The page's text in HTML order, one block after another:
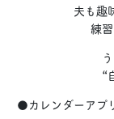
夫も趣
練
“
●カレンダーアプ